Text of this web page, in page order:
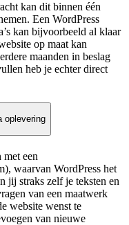
kan dit binnen één
Een WordPress
kan bijvoorbeeld al klaar
op maat kan
maanden in beslag
heb je echter direct
oplevering
een
waarvan WordPress het
jij straks zelf je teksten en
van een maatwerk
website wenst te
van nieuwe